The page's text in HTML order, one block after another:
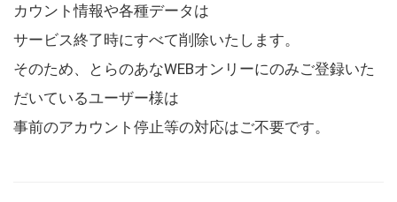
カウント情報や各種データは
サービス終了時にすべて削除いたします。
そのため、とらのあなWEBオンリーにのみご登録いた
だいているユーザー様は
事前のアカウント停止等の対応はご不要です。